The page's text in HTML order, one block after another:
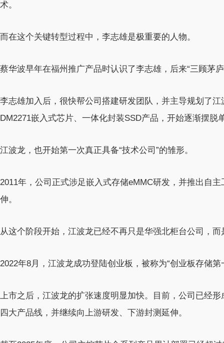
术。
而在这个关键转型过程中，李志雄是极重要的人物。
蔡华波早年在福州推广产品时认识了李志雄，后来“三顾茅
李志雄加入后，很快帮公司搭建研发团队，并主导规划了
DM2271嵌入式芯片、一体化封装SSD产品，开始逐渐摆脱
江波龙，也开始第一次真正具备“技术公司”的雏形。
2011年，公司正式涉足嵌入式存储eMMC研发，并推出自
伸。
从这个阶段开始，江波龙已经不再只是华强北柜台公司，
2022年8月，江波龙成功登陆创业板，被称为“创业板存储第
上市之后，江波龙的扩张速度明显加快。目前，公司已经
四大产品线，并继续向上游研发、下游封测延伸。